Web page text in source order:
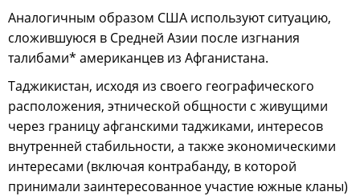
Аналогичным образом США используют ситуацию,
сложившуюся в Средней Азии после изгнания
талибами* американцев из Афганистана.
Таджикистан, исходя из своего географического
расположения, этнической общности с живущими
через границу афганскими таджиками, интересов
внутренней стабильности, а также экономическими
интересами (включая контрабанду, в которой
принимали заинтересованное участие южные кланы)